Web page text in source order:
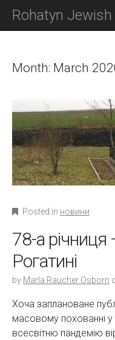
Rohatyn
Month: March
Posted in новини
78-а
Рогатині
by Marla Raucher Osborn
Хоча заплановане
масовому похованні у
всесвітню пандемію